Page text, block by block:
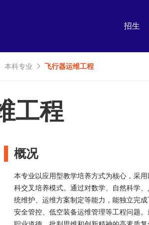
招生
本科专业 飞行器运维工程
工程
概况
本专业以应用型教学培养方式为核心，采
科交叉培养模式。通过对数学、自然科学
统维护、运维方案制定等能力，能独立完
安全管控、低空装备运维管理等工程问题